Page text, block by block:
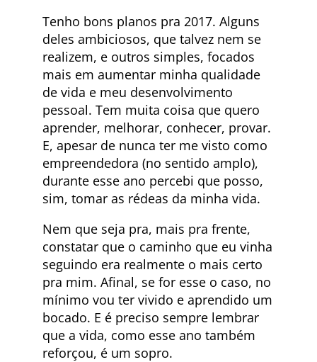
Tenho bons planos pra 2017. Alguns
deles ambiciosos, que talvez nem se
realizem, e outros simples, focados
mais em aumentar minha qualidade
de vida e meu desenvolvimento
pessoal. Tem muita coisa que quero
aprender, melhorar, conhecer, provar.
E, apesar de nunca ter me visto como
empreendedora (no sentido amplo),
durante esse ano percebi que posso,
sim, tomar as rédeas da minha vida.
Nem que seja pra, mais pra frente,
constatar que o caminho que eu vinha
seguindo era realmente o mais certo
pra mim. Afinal, se for esse o caso, no
mínimo vou ter vivido e aprendido um
bocado. E é preciso sempre lembrar
que a vida, como esse ano também
reforçou, é um sopro.